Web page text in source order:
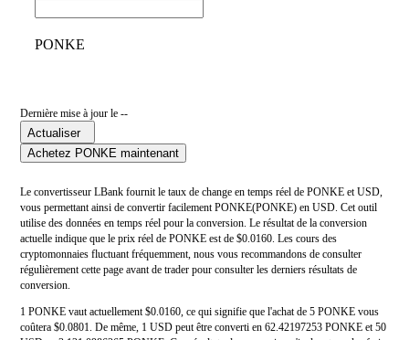
PONKE
Dernière mise à jour le --
Actualiser
Achetez PONKE maintenant
Le convertisseur LBank fournit le taux de change en temps réel de PONKE et USD,
vous permettant ainsi de convertir facilement PONKE(PONKE) en USD. Cet outil
utilise des données en temps réel pour la conversion. Le résultat de la conversion
actuelle indique que le prix réel de PONKE est de $0.0160. Les cours des
cryptomonnaies fluctuant fréquemment, nous vous recommandons de consulter
régulièrement cette page avant de trader pour consulter les derniers résultats de
conversion.
1 PONKE vaut actuellement $0.0160, ce qui signifie que l'achat de 5 PONKE vous
coûtera $0.0801. De même, 1 USD peut être converti en 62.42197253 PONKE et 50